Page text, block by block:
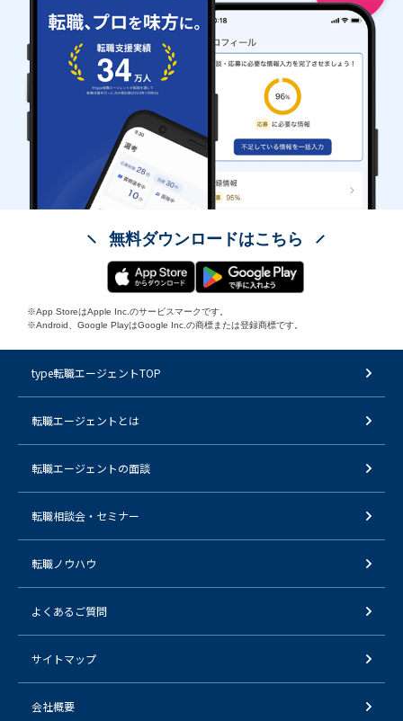
無料ダウンロードはこちら
※App StoreはApple Inc.のサービスマークです。
※Android、Google PlayはGoogle Inc.の商標または登録商標です。
type転職エージェントTOP
転職エージェントとは
転職エージェントの面談
転職相談会・セミナー
転職ノウハウ
よくあるご質問
サイトマップ
会社概要